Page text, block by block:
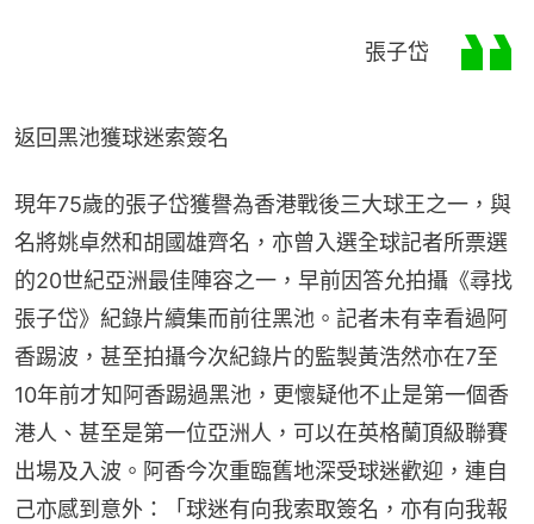
張子岱
返回黑池獲球迷索簽名
現年75歲的張子岱獲譽為香港戰後三大球王之一，與
名將姚卓然和胡國雄齊名，亦曾入選全球記者所票選
的20世紀亞洲最佳陣容之一，早前因答允拍攝《尋找
張子岱》紀錄片續集而前往黑池。記者未有幸看過阿
香踢波，甚至拍攝今次紀錄片的監製黃浩然亦在7至
10年前才知阿香踢過黑池，更懷疑他不止是第一個香
港人、甚至是第一位亞洲人，可以在英格蘭頂級聯賽
出場及入波。阿香今次重臨舊地深受球迷歡迎，連自
己亦感到意外：「球迷有向我索取簽名，亦有向我報